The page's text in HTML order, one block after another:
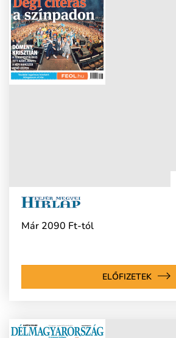
Már 2090 Ft-tól
ELŐFIZETEK